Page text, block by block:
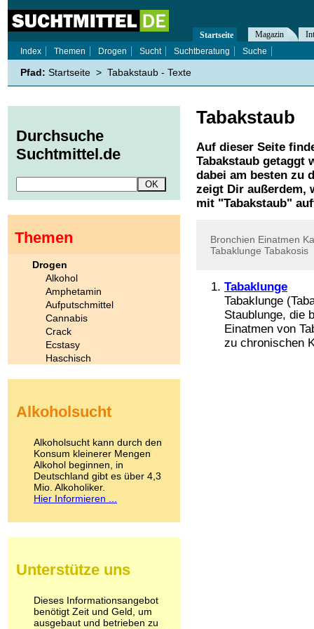
Tabakstaub
Auf dieser Seite
Tabakstaub getaggt
dabei am besten zu
zeigt Dir außerdem,
mit "Tabakstaub"
Bronchien Einatmen
Tabaklunge Tabakosis
Tabaklunge
Tabaklunge
Staublunge, die
Einatmen von
zu chronischen
Startseite Magazin
Index
Themen Drogen Sucht Suchtberatung Suche
Pfad: Startseite > Tabakstaub - Texte
Durchsuche
Suchtmittel.de
Themen
Drogen
Alkohol
Amphetamin
Aufputschmittel
Cannabis
Crack
Ecstasy
Haschisch
Kokain
LSD
Marihuana
Medikamente
Meskalin
Metamphetamin
Methadon
Pilze
Psychopharmaka
Schlafmittel
Schmerzmittel
Alkoholsucht
Alkoholsucht kann durch den
Konsum kleinerer Mengen
Alkohol beginnen, in
Deutschland gibt es über 4,3
Mio. Alkoholiker.
Hier Informieren ...
Unterstütze uns
Dieses Informationsangebot
benötigt Zeit und Geld, um
ausgebaut und betrieben zu